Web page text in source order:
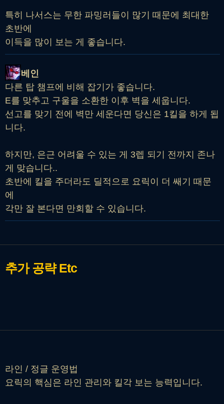
특히 나서스는 무한 파밍러들이 많기 때문에 최대한
초반에
이득을 많이 보는 게 좋습니다.
베인
다른 탑 챔프에 비해 잡기가 좋습니다.
E를 맞추고 구울을 소환한 이후 벽을 세웁니다.
선고를 맞기 전에 벽만 세운다면 당신은 1킬을 하게 됩
니다.
하지만, 은근 어려울 수 있는 게 3렙 되기 전까지 존나
게 맞습니다..
초반에 킬을 주더라도 딜적으로 요릭이 더 쌔기 때문
에
각만 잘 본다면 만회할 수 있습니다.
추가 공략Etc
라인 / 정글 운영법
요릭의 핵심은 라인 관리와 킬각 보는 능력입니다.